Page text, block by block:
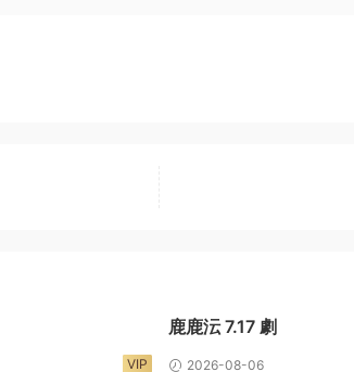
VIP
鹿鹿沄 7.17 劇
2026-08-06